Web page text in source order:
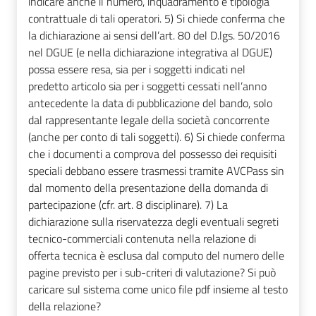
contrattuale di tali operatori. 5) Si chiede conferma che
la dichiarazione ai sensi dell’art. 80 del D.lgs. 50/2016
nel DGUE (e nella dichiarazione integrativa al DGUE)
possa essere resa, sia per i soggetti indicati nel
predetto articolo sia per i soggetti cessati nell’anno
antecedente la data di pubblicazione del bando, solo
dal rappresentante legale della società concorrente
(anche per conto di tali soggetti). 6) Si chiede conferma
che i documenti a comprova del possesso dei requisiti
speciali debbano essere trasmessi tramite AVCPass sin
dal momento della presentazione della domanda di
partecipazione (cfr. art. 8 disciplinare). 7) La
dichiarazione sulla riservatezza degli eventuali segreti
tecnico-commerciali contenuta nella relazione di
offerta tecnica è esclusa dal computo del numero delle
pagine previsto per i sub-criteri di valutazione? Si può
caricare sul sistema come unico file pdf insieme al testo
della relazione?